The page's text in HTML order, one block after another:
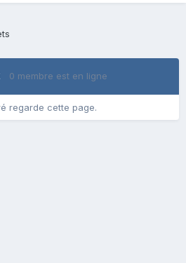
0 membre est en ligne
regarde cette page.